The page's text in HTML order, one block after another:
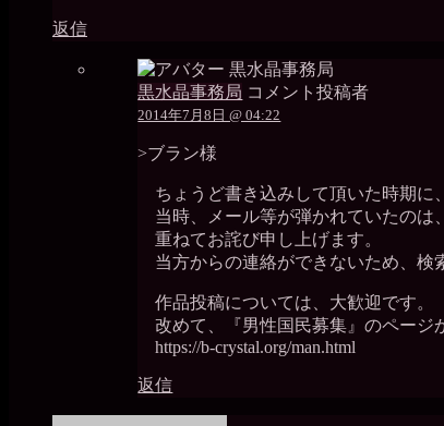
返信
黒水晶事務局 コメント投稿者
2014年7月8日 @ 04:22
>ブラン様
ちょうど書き込みして頂いた時期に
当時、メール等が弾かれていたのは
重ねてお詫び申し上げます。
当方からの連絡ができないため、検
作品投稿については、大歓迎です。
改めて、『男性国民募集』のページ
https://b-crystal.org/man.html
返信